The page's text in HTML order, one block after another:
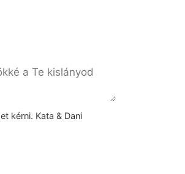
kérni. Kata & Dani